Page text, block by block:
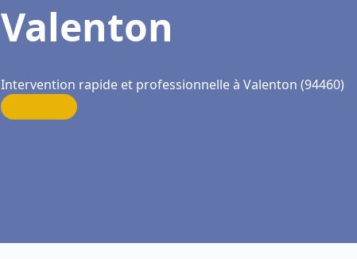
Valenton
Intervention rapide et professionnelle à Valenton (94460)